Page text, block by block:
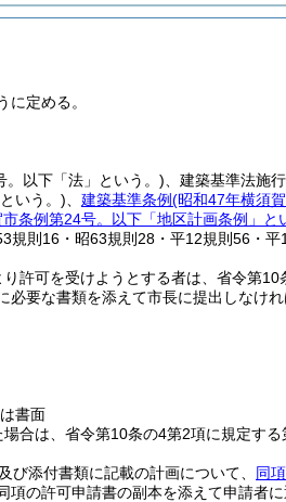
に定める。
。以下「法」という。) 、建築基準法施
いう。)
建築基準条例(昭和47年横須
条例第24号。以下「地区計画条例」と
規則16・昭63規則28・平12規則56・
り許可を受けようとする者は、省令第
要な書類を添えて市長に提出しなけれ
書面
合は、省令第10条の4第2項に規定す
び添付書類に記載の計画について、 同項
の許可申請書の副本を添えて申請者に